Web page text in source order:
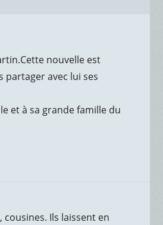
nouvelle est
partager avec lui ses
et à sa grande famille du
Ils laissent en